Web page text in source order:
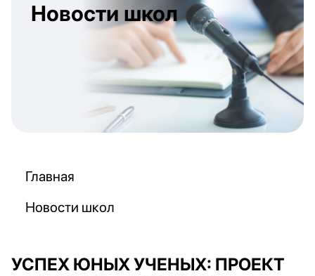
Новости школ
Главная
Новости школ
УСПЕХ ЮНЫХ УЧЕНЫХ: ПРОЕКТ